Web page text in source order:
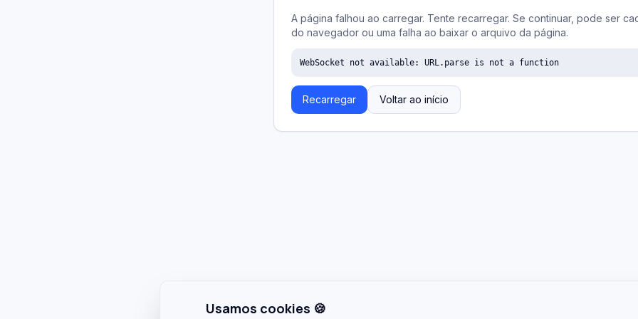
A página falhou ao carregar. Tente recarregar. Se continuar, pode ser
do navegador ou uma falha ao baixar o arquivo da página.
WebSocket not available: URL.parse is not a function
Recarregar Voltar ao início
Usamos cookies 🍪